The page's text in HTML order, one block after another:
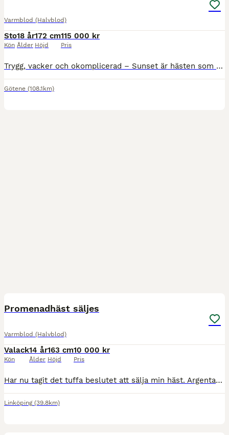
Varmblod (Halvblod)
Sto
Kön
18 år
Ålder
172 cm
Höjd
115 000 kr
Pris
Trygg, vacker och okomplicerad – Sunset är hästen som passar lika bra för familjen som för ryttaren som vill utvecklas. En häst med fina gångarter, härlig ridkänsla och ett fantastiskt temperament, både på ridbanan och ute i skogen. Sunset är en pigg och positiv häst med härlig framåtbjudning och egen motor, utan att bli het eller stark. Hon är 172cm i mankhöjd och har st
Götene (108.1km)
Promenadhäst säljes
Varmblod (Halvblod)
Valack
Kön
14 år
Ålder
163 cm
Höjd
10 000 kr
Pris
Har nu tagit det tuffa beslutet att sälja min häst. Argentas är ett 14:årigt importerat halvblod, med hjärtat på rätt ställe. På grund av strålbenshälta så kommer han inte hålla för hårdare ridning,
Linköping (39.8km)